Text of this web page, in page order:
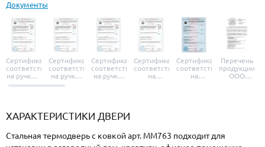
Документы
Сертификат
соответствия
на ручки и
броненакладки
Сертификат
соответствия
на ручки-
защелки
Сертификат
соответствия
на ручки-
Сертификат
соответствия
на
Сертификат
соответствия
на
Перечень
продукции
ООО
ХАРАКТЕРИСТИКИ ДВЕРИ
Стальная термодверь с ковкой арт. ММ763 подходит для